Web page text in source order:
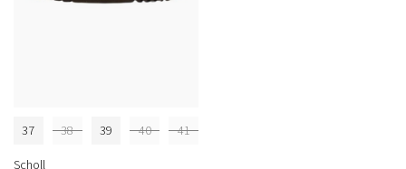
37 38 39 40 41
Scholl